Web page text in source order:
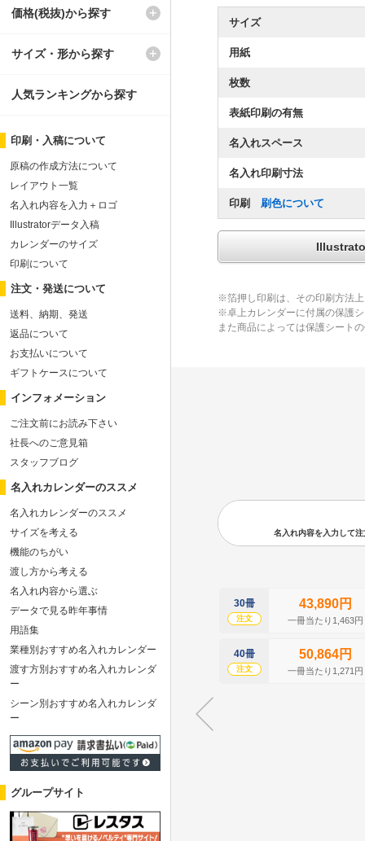
サイズ
用紙
枚数
表紙印刷の有無
名入れスペース
名入れ印刷寸法
印刷 刷色について
※箔押し印刷は、その印刷方法
※卓上カレンダーに付属の保護
また商品によっては保護シート
名入れ内容を入力して
30冊
注文
43,890円
一冊当たり1,463円
40冊
注文
50,864円
一冊当たり1,271円
価格(税抜)から探す
サイズ・形から探す
人気ランキングから探す
印刷・入稿について
原稿の作成方法について
レイアウト一覧
名入れ内容を入力＋ロゴ
Illustratorデータ入稿
カレンダーのサイズ
印刷について
注文・発送について
送料、納期、発送
返品について
お支払いについて
ギフトケースについて
インフォメーション
ご注文前にお読み下さい
社長へのご意見箱
スタッフブログ
名入れカレンダーのススメ
名入れカレンダーのススメ
サイズを考える
機能のちがい
渡し方から考える
名入れ内容から選ぶ
データで見る昨年事情
用語集
業種別おすすめ名入れカレンダー
渡す方別おすすめ名入れカレンダ
ー
シーン別おすすめ名入れカレンダ
ー
グループサイト